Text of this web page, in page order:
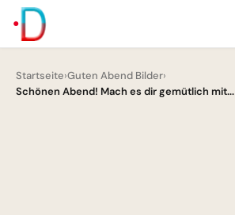
Startseite›Guten Abend Bilder›
Schönen Abend! Mach es dir gemütlich mit...